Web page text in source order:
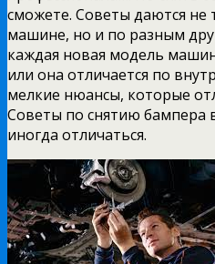
сможете. Советы даются не
машине, но и по разным
каждая новая модель
или она отличается по
мелкие нюансы, которые
Советы по снятию бампера
иногда отличаться.